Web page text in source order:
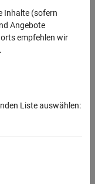
Inhalte (sofern
Angebote
empfehlen wir
.
Liste auswählen: